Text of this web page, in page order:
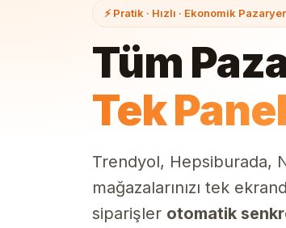
⚡ Pratik · Hızlı · Ekonomik
Tüm
Tek
Trendyol, Hepsiburada,
mağazalarınızı tek
siparişler otomatik